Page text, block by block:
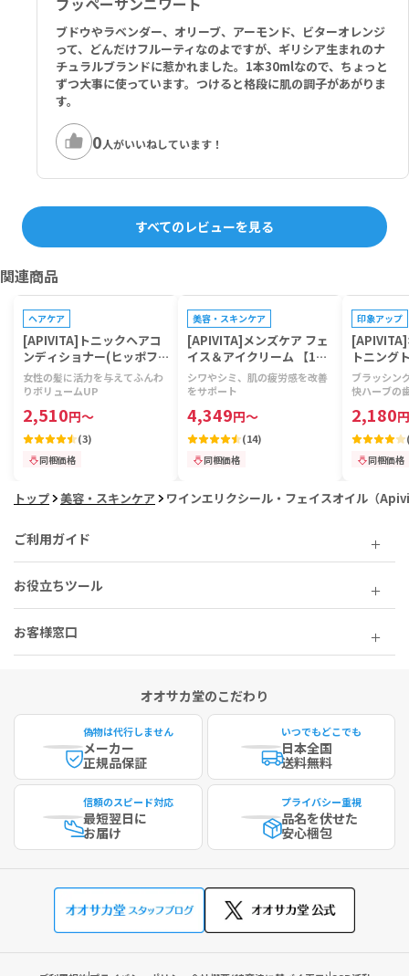
ブドウやラベンダー、オリーブ、アーモンド、ビターオレンジ
って、どんだけフルーティなのよですが、ギリシア生まれのナ
チュラルブランドに惹かれました。1本30mlなので、ちょっと
ずつ大事に使っています。つけると格段に肌の調子があがりま
す。
0人がいいねしています！
すべてのレビューを見る
関連商品
プレゼントキャンペーン対象
ヘアケア
[APIVITA]トニックヘアコ
ンディショナー(ヒッポフ
ァエTC＆ローレル) 【1本1
50ml】
女性の髪に活力を与えてふんわ
りボリュームUP
2,510円～
(3)
同梱価格
美容・スキンケア
[APIVITA]メンズケア フェ
イス＆アイクリーム 【1本
50ml】
シワやシミ、肌の疲労感を改善
をサポート
4,349円～
(14)
同梱価格
印象アップ
トニング
(マスティ
ス) 【1本
ブラッシン
快ハーブの
2,180円
同梱価格
トップ 美容・スキンケア ワインエリクシール・フェイスオイル（
ご利用ガイド
お役立ちツール
お客様窓口
オオサカ堂のこだわり
偽物は代行しません
メーカー
正規品保証
いつでもどこでも
日本全国
送料無料
信頼のスピード対応
最短翌日に
お届け
プライバシー重視
品名を伏せた
安心梱包